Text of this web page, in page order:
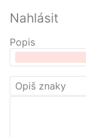
Nahlásit
Popis